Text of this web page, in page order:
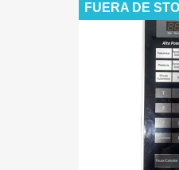
FUERA DE